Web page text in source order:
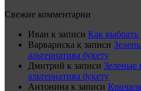
Свежие комментарии
Иван к записи Как выбрать
Варвариска к записи
альтернатива букету
Дмитрий к записи Зеленые
альтернатива букету
Антонина к записи